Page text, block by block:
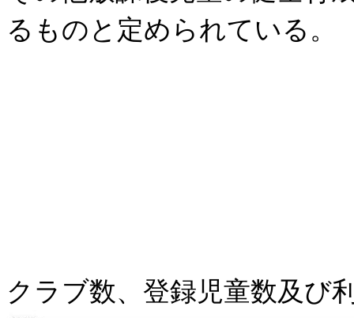
るものと定められている。
クラブ数、登録児童数及び